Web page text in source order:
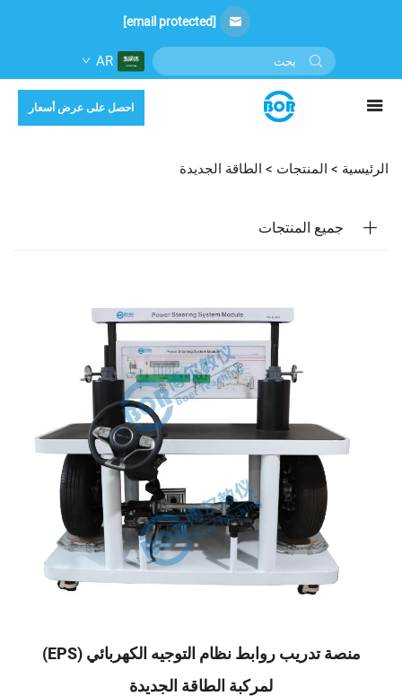
[email protected]
AR
احصل على عرض أسعار
الرئيسية > المنتجات > الطاقة الجديدة
جميع المنتجات
منصة تدريب روابط نظام التوجيه الكهربائي (EPS)
لمركبة الطاقة الجديدة